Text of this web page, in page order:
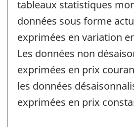
tableaux statistiques
données sous forme
exprimées en variation
Les données non
exprimées en prix
les données
exprimées en prix